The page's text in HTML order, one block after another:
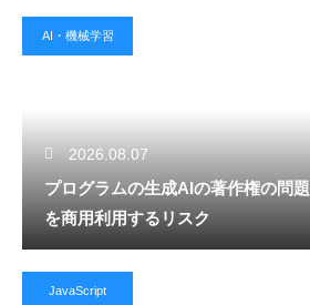
AI・機械学習
2026.08.07
プログラムの生成AIの著作権の問
を商用利用するリスク
JavaScript